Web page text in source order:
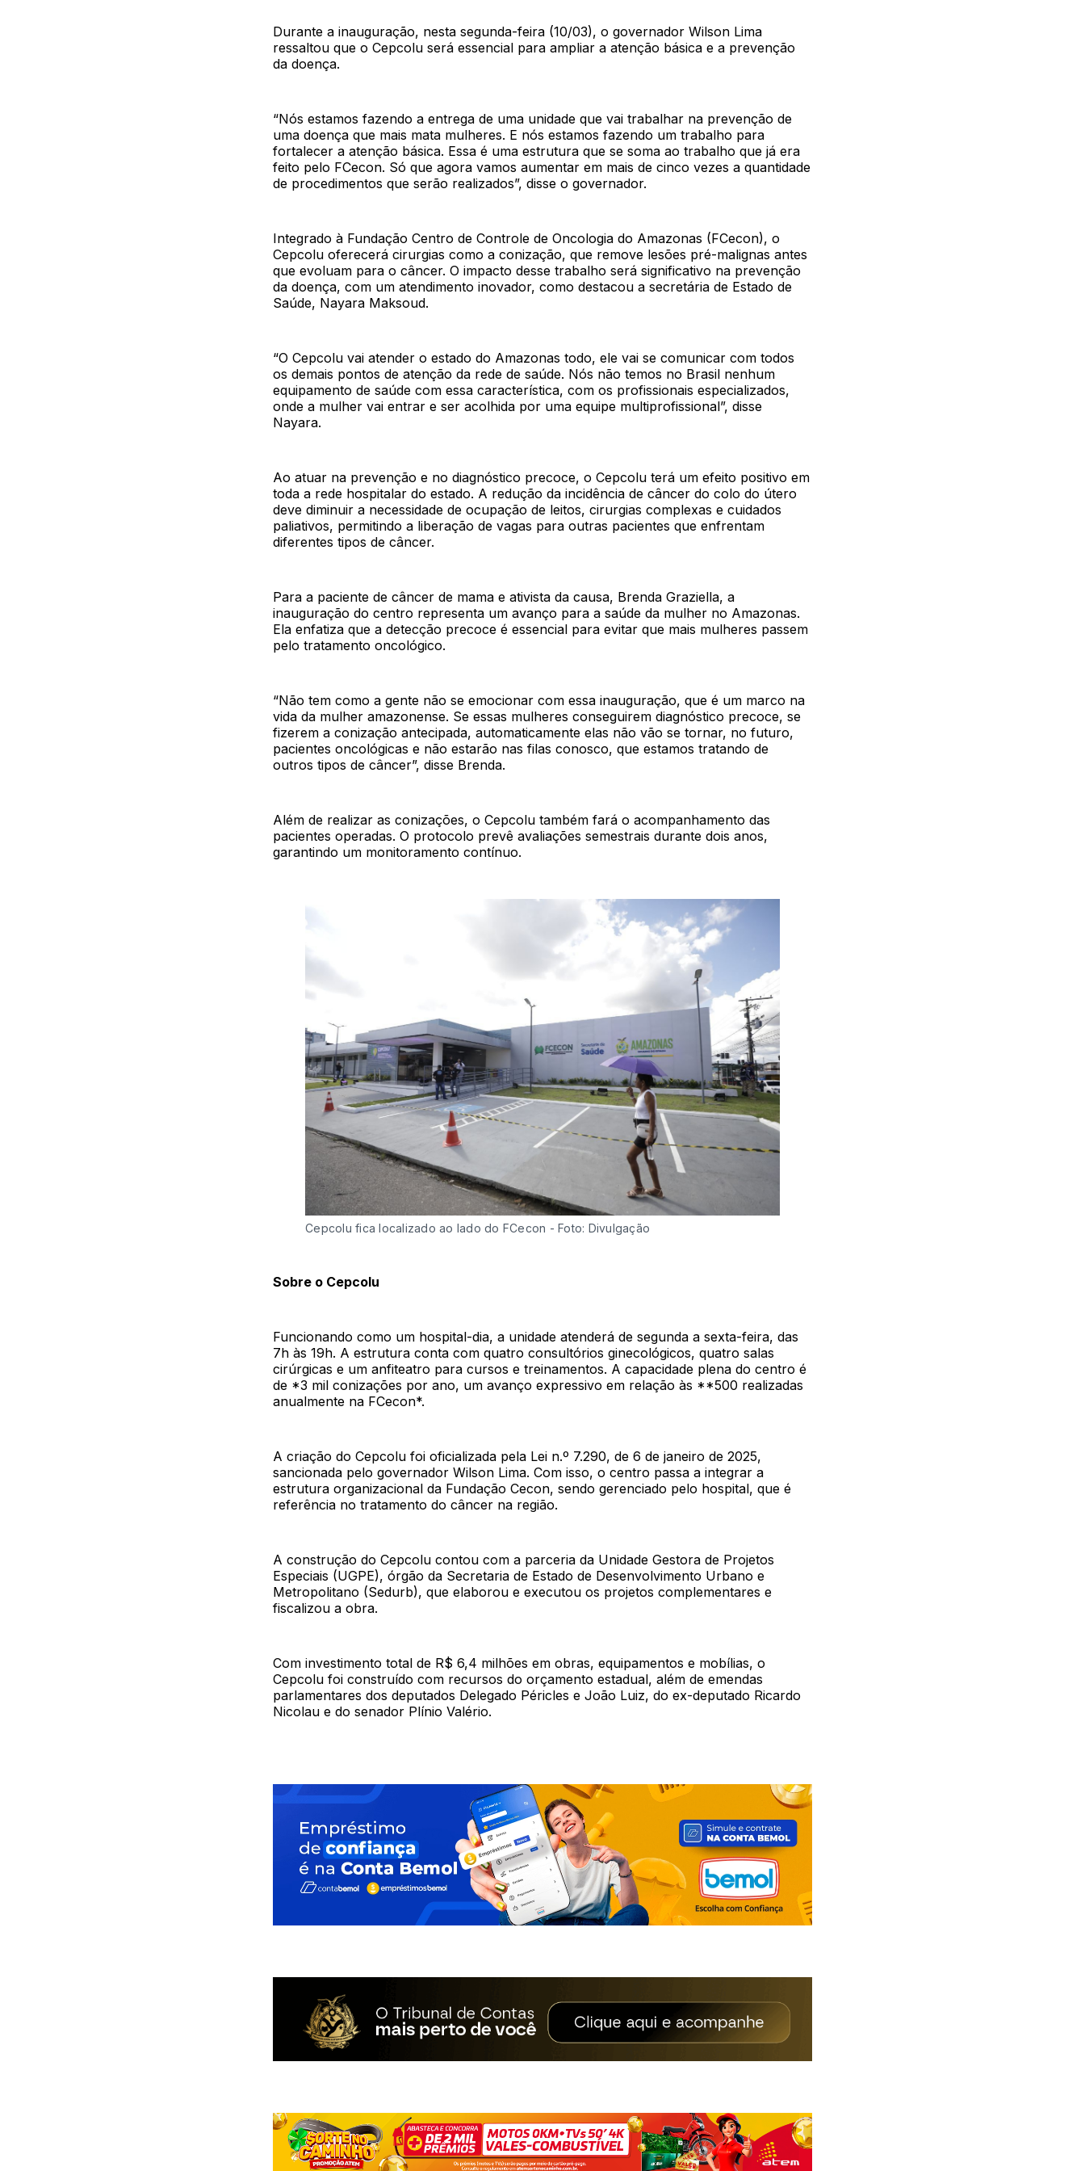
Durante a inauguração, nesta segunda-feira (10/03), o governador Wilson Lima
ressaltou que o Cepcolu será essencial para ampliar a atenção básica e a prevenção
da doença.
“Nós estamos fazendo a entrega de uma unidade que vai trabalhar na prevenção de
uma doença que mais mata mulheres. E nós estamos fazendo um trabalho para
fortalecer a atenção básica. Essa é uma estrutura que se soma ao trabalho que já era
feito pelo FCecon. Só que agora vamos aumentar em mais de cinco vezes a quantidade
de procedimentos que serão realizados”, disse o governador.
Integrado à Fundação Centro de Controle de Oncologia do Amazonas (FCecon), o
Cepcolu oferecerá cirurgias como a conização, que remove lesões pré-malignas antes
que evoluam para o câncer. O impacto desse trabalho será significativo na prevenção
da doença, com um atendimento inovador, como destacou a secretária de Estado de
Saúde, Nayara Maksoud.
“O Cepcolu vai atender o estado do Amazonas todo, ele vai se comunicar com todos
os demais pontos de atenção da rede de saúde. Nós não temos no Brasil nenhum
equipamento de saúde com essa característica, com os profissionais especializados,
onde a mulher vai entrar e ser acolhida por uma equipe multiprofissional”, disse
Nayara.
Ao atuar na prevenção e no diagnóstico precoce, o Cepcolu terá um efeito positivo em
toda a rede hospitalar do estado. A redução da incidência de câncer do colo do útero
deve diminuir a necessidade de ocupação de leitos, cirurgias complexas e cuidados
paliativos, permitindo a liberação de vagas para outras pacientes que enfrentam
diferentes tipos de câncer.
Para a paciente de câncer de mama e ativista da causa, Brenda Graziella, a
inauguração do centro representa um avanço para a saúde da mulher no Amazonas.
Ela enfatiza que a detecção precoce é essencial para evitar que mais mulheres passem
pelo tratamento oncológico.
“Não tem como a gente não se emocionar com essa inauguração, que é um marco na
vida da mulher amazonense. Se essas mulheres conseguirem diagnóstico precoce, se
fizerem a conização antecipada, automaticamente elas não vão se tornar, no futuro,
pacientes oncológicas e não estarão nas filas conosco, que estamos tratando de
outros tipos de câncer”, disse Brenda.
Além de realizar as conizações, o Cepcolu também fará o acompanhamento das
pacientes operadas. O protocolo prevê avaliações semestrais durante dois anos,
garantindo um monitoramento contínuo.
Cepcolu fica localizado ao lado do FCecon - Foto: Divulgação
Sobre o Cepcolu
Funcionando como um hospital-dia, a unidade atenderá de segunda a sexta-feira, das
7h às 19h. A estrutura conta com quatro consultórios ginecológicos, quatro salas
cirúrgicas e um anfiteatro para cursos e treinamentos. A capacidade plena do centro é
de *3 mil conizações por ano, um avanço expressivo em relação às **500 realizadas
anualmente na FCecon*.
A criação do Cepcolu foi oficializada pela Lei n.º 7.290, de 6 de janeiro de 2025,
sancionada pelo governador Wilson Lima. Com isso, o centro passa a integrar a
estrutura organizacional da Fundação Cecon, sendo gerenciado pelo hospital, que é
referência no tratamento do câncer na região.
A construção do Cepcolu contou com a parceria da Unidade Gestora de Projetos
Especiais (UGPE), órgão da Secretaria de Estado de Desenvolvimento Urbano e
Metropolitano (Sedurb), que elaborou e executou os projetos complementares e
fiscalizou a obra.
Com investimento total de R$ 6,4 milhões em obras, equipamentos e mobílias, o
Cepcolu foi construído com recursos do orçamento estadual, além de emendas
parlamentares dos deputados Delegado Péricles e João Luiz, do ex-deputado Ricardo
Nicolau e do senador Plínio Valério.